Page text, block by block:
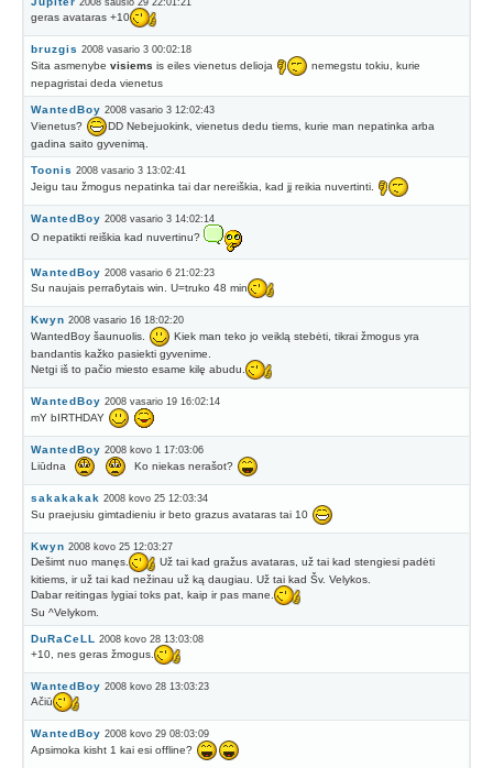
geras avataras +10
bruzgis 2008 vasario 3 00:02:18
Sita asmenybe visiems is eiles vienetus delioja
nemegstu tokiu, kurie
nepagristai deda vienetus
WantedBoy 2008 vasario 3 12:02:43
Vienetus?
DD Nebejuokink, vienetus dedu tiems, kurie man nepatinka arba
gadina saito gyvenimą.
Toonis 2008 vasario 3 13:02:41
Jeigu tau žmogus nepatinka tai dar nereiškia, kad jį reikia nuvertinti.
WantedBoy 2008 vasario 3 14:02:14
O nepatikti reiškia kad nuvertinu?
WantedBoy 2008 vasario 6 21:02:23
Su naujais perra6ytais win. U=truko 48 min
Kwyn 2008 vasario 16 18:02:20
WantedBoy šaunuolis.
Kiek man teko jo veiklą stebėti, tikrai žmogus yra
bandantis kažko pasiekti gyvenime.
Netgi iš to pačio miesto esame kilę abudu.
WantedBoy 2008 vasario 19 16:02:14
mY bIRTHDAY
WantedBoy 2008 kovo 1 17:03:06
Liūdna Ko niekas nerašot?
sakakakak 2008 kovo 25 12:03:34
Su praejusiu gimtadieniu ir beto grazus avataras tai 10
Kwyn 2008 kovo 25 12:03:27
Dešimt nuo manęs.
Už tai kad gražus avataras, už tai kad stengiesi padėti
kitiems, ir už tai kad nežinau už ką daugiau. Už tai kad Šv. Velykos.
Dabar reitingas lygiai toks pat, kaip ir pas mane.
Su ^Velykom.
DuRaCeLL 2008 kovo 28 13:03:08
+10, nes geras žmogus.
WantedBoy 2008 kovo 28 13:03:23
Ačiū
WantedBoy 2008 kovo 29 08:03:09
Apsimoka kisht 1 kai esi offline?